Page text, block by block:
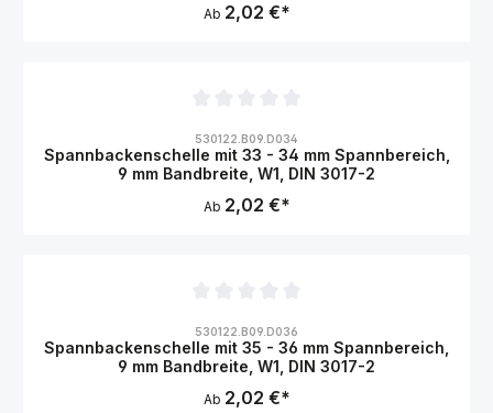
Ab 2,02 €*
530122.B09.D034
Spannbackenschelle mit 33 - 34 mm Spannbereich,
9 mm Bandbreite, W1, DIN 3017-2
Ab 2,02 €*
530122.B09.D036
Spannbackenschelle mit 35 - 36 mm Spannbereich,
9 mm Bandbreite, W1, DIN 3017-2
Ab 2,02 €*